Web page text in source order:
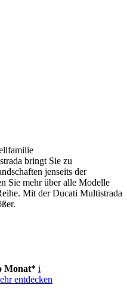
bringt Sie zu
jenseits der
Sie mehr über alle Modelle
Mit der Ducati Multistrada
Monat* i
entdecken